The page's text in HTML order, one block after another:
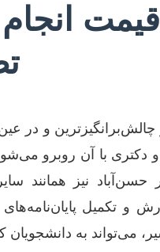
چالش‌برانگیزترین و
دکتری با آن روبرو
نیز همانند
و تکمیل
می‌تواند به